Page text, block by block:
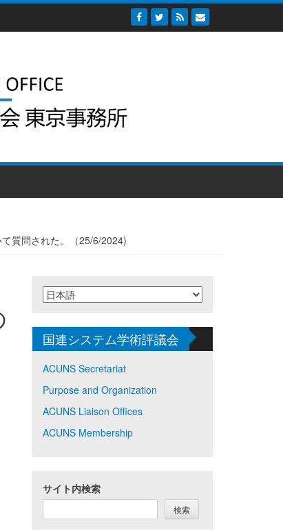
質問された。（25/6/2024)
国連システム学術評議会
ACUNS Secretariat
Purpose and Organization
ACUNS Liaison Offices
ACUNS Membership
サイト内検索
検索